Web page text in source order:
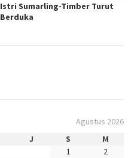
Istri Sumarling-Timber Turut
Berduka
Agustus 2026
J S
M
1
2